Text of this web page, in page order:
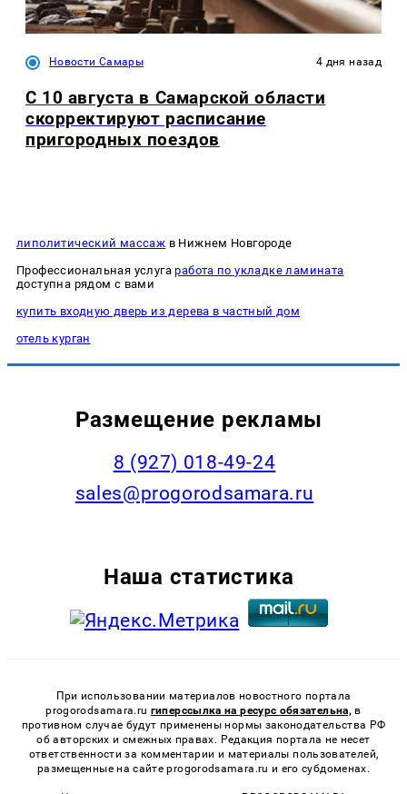
Новости Самары 4 дня назад
С 10 августа в Самарской области
скорректируют расписание
пригородных поездов
липолитический массаж в Нижнем Новгороде
Профессиональная услугаработа по укладке ламината
доступна рядом с вами
купить входную дверь из дерева в частный дом
отель курган
Размещение рекламы
8 (927) 018-49-24
sales@progorodsamara.ru
Наша статистика
При использовании материалов новостного портала
progorodsamara.ru гиперссылка на ресурс обязательна, в
противном случае будут применены нормы законодательства РФ
об авторских и смежных правах. Редакция портала не несет
ответственности за комментарии и материалы пользователей,
размещенные на сайте progorodsamara.ru и его субдоменах.